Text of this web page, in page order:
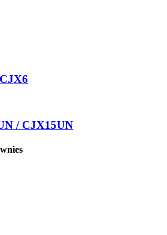
/ CJX15UN